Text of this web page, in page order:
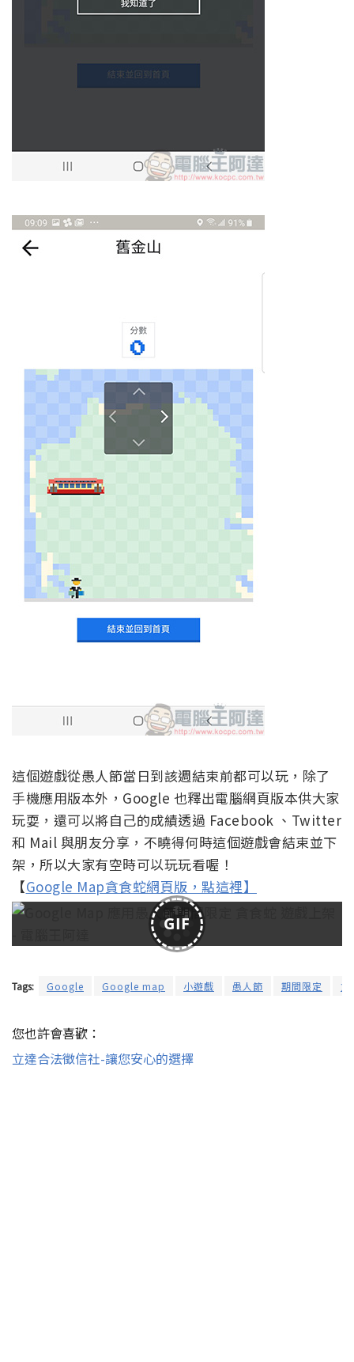
這個遊戲從愚人節當日到該週結束前都可以玩，除了
手機應用版本外，Google 也釋出電腦網頁版本供大家
玩耍，還可以將自己的成績透過 Facebook 、Twitter
和 Mail 與朋友分享，不曉得何時這個遊戲會結束並下
架，所以大家有空時可以玩玩看喔！
【Google Map貪食蛇網頁版，點這裡】
GIF
Tags: Google Google map 小遊戲 愚人節 期間限定 貪
您也許會喜歡：
立達合法徵信社-讓您安心的選擇